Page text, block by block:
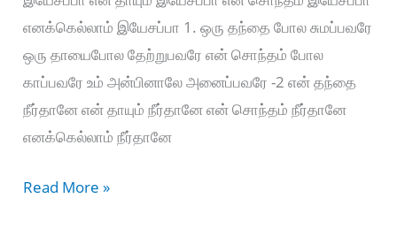
எனக்கெல்லாம் இயேசப்பா 1. ஒரு தந்தை போல சுமப்பவரே
ஒரு தாயைபோல தேற்றுபவரே என் சொந்தம் போல
காப்பவரே உம் அன்பினாலே அனைப்பவரே -2 என் தந்தை
நீர்தானே என் தாயும் நீர்தானே என் சொந்தம் நீர்தானே
எனக்கெல்லாம் நீர்தானே
என்
Read More »